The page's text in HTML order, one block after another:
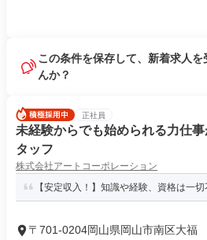
この条件を保存して、新着求人を
んか？
正社員
未経験からでも始められる力仕
タッフ
株式会社アートコーポレーション
【安定収入！】知識や経験、資格は一
〒701-0204岡山県岡山市南区大福